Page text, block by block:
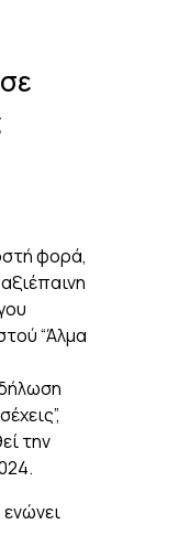
φορά,
“Άλμα
την